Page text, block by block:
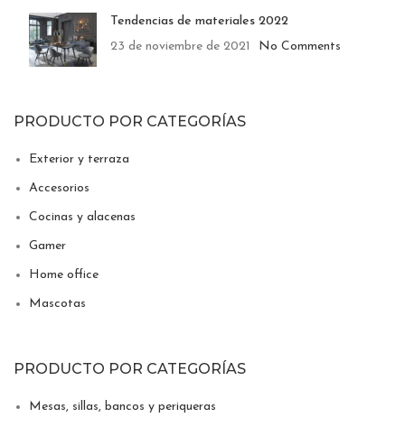
Tendencias de materiales 2022
23 de noviembre de 2021
No Comments
PRODUCTO POR CATEGORÍAS
Exterior y terraza
Accesorios
Cocinas y alacenas
Gamer
Home office
Mascotas
PRODUCTO POR CATEGORÍAS
Mesas, sillas, bancos y periqueras